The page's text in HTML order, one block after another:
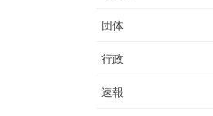
団体
行政
速報